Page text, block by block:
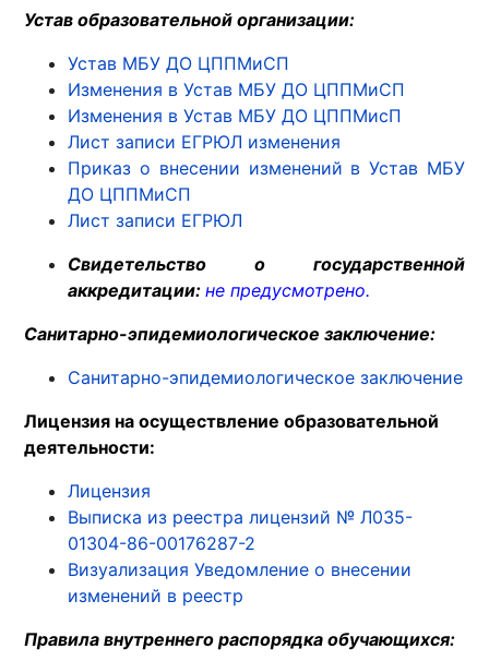
Устав образовательной организации:
Устав МБУ ДО ЦППМиСП
Изменения в Устав МБУ ДО ЦППМиСП
Изменения в Устав МБУ ДО ЦППМисП
Лист записи ЕГРЮЛ изменения
Приказ о внесении изменений в Устав МБУ
ДО ЦППМиСП
Лист записи ЕГРЮЛ
Свидетельство о государственной
аккредитации:не предусмотрено.
Санитарно-эпидемиологическое заключение:
Санитарно-эпидемиологическое заключение
Лицензия на осуществление образовательной
деятельности:
Лицензия
Выписка из реестра лицензий № Л035-
01304-86-00176287-2
Визуализация Уведомление о внесении
изменений в реестр
Правила внутреннего распорядка обучающихся: